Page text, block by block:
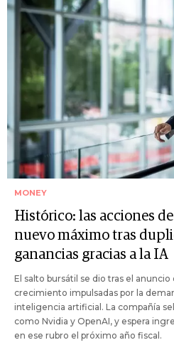
MONEY
Histórico: las acciones
nuevo máximo tras
ganancias gracias a la IA
El salto bursátil se dio tras el
crecimiento impulsadas por la
inteligencia artificial. La compañía
como Nvidia y OpenAI, y espera
en ese rubro el próximo año fiscal.